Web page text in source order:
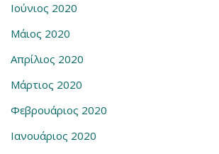
Ιούνιος 2020
Μάιος 2020
Απρίλιος 2020
Μάρτιος 2020
Φεβρουάριος 2020
Ιανουάριος 2020